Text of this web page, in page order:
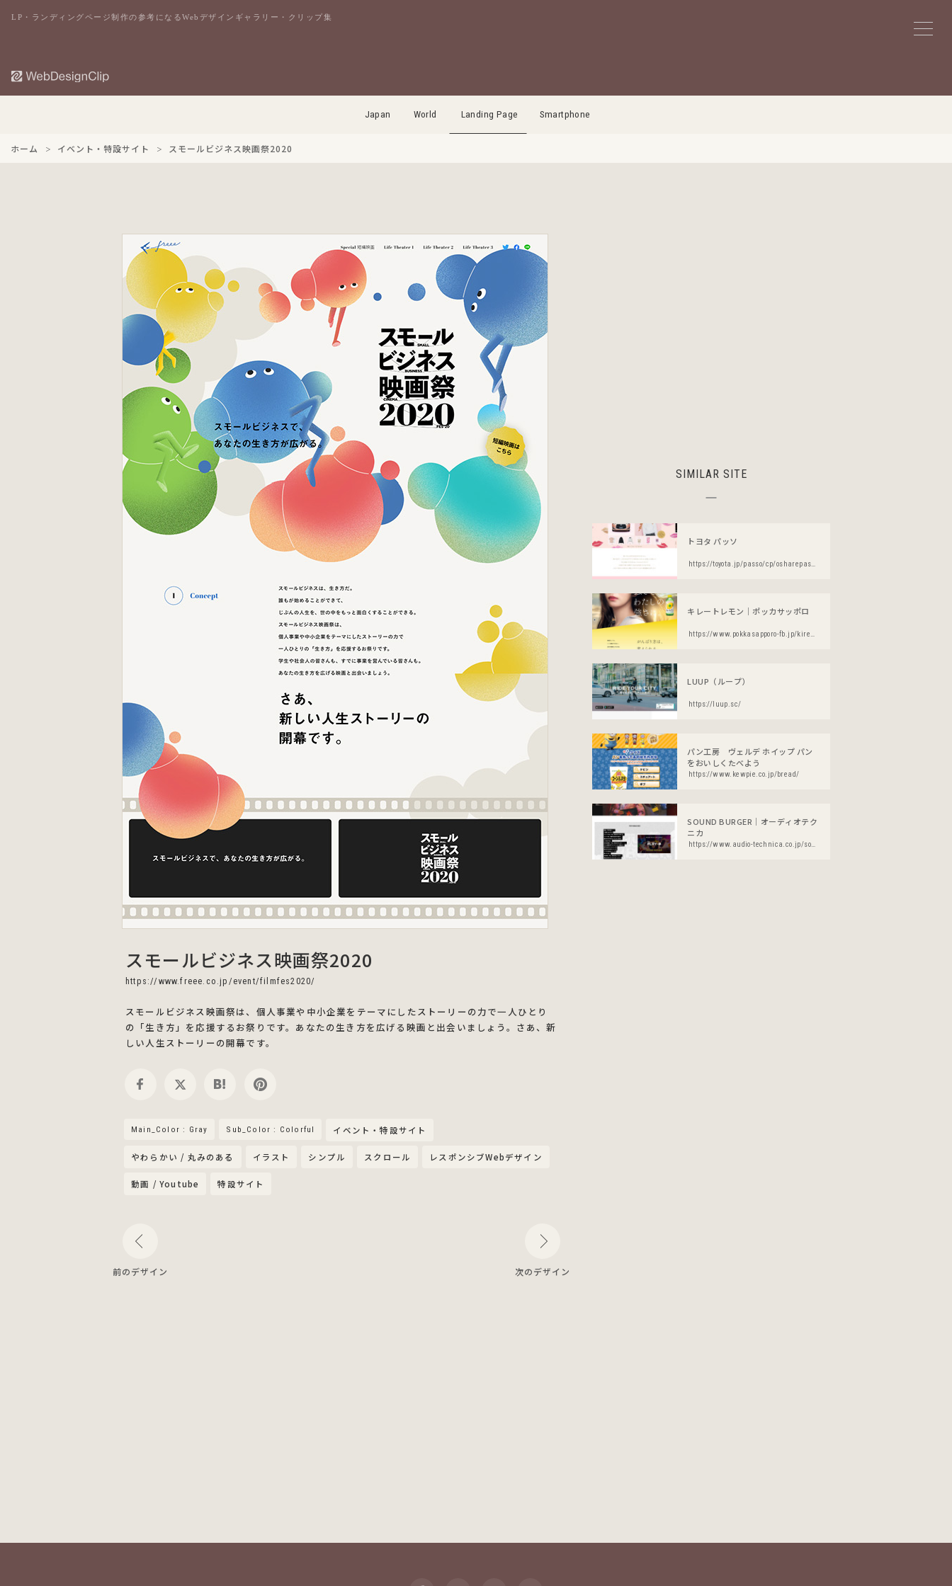
LP・ランディングページ制作の参考になるWebデザインギャラリー・クリップ集
Japan World Landing Page Smartphone
ホーム イベント・特設サイト スモールビジネス映画祭2020
スモールビジネス映画祭2020
https://www.freee.co.jp/event/filmfes2020/
スモールビジネス映画祭は、個人事業や中小企業をテーマにしたストーリーの力で一人ひとり
の「生き方」を応援するお祭りです。あなたの生き方を広げる映画と出会いましょう。さあ、新
しい人生ストーリーの開幕です。
Main_Color : Gray Sub_Color : Colorful イベント・特設サイト
やわらかい / 丸みのある イラスト シンプル スクロール レスポンシブWebデザイン
動画 / Youtube 特設サイト
SIMILAR SITE
トヨタ パッソ
https://toyota.jp/passo/cp/osharepasso/
キレートレモン｜ポッカサッポロ
https://www.pokkasapporo-fb.jp/kire-to/
LUUP（ループ）
https://luup.sc/
パン工房 ヴェルデ ホイップ パン
をおいしくたべよう
https://www.kewpie.co.jp/bread/
SOUND BURGER｜オーディオテク
ニカ
https://www.audio-technica.co.jp/soundburger/